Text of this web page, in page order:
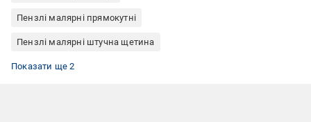
Пензлі малярні прямокутні
Пензлі малярні штучна щетина
Показати ще 2